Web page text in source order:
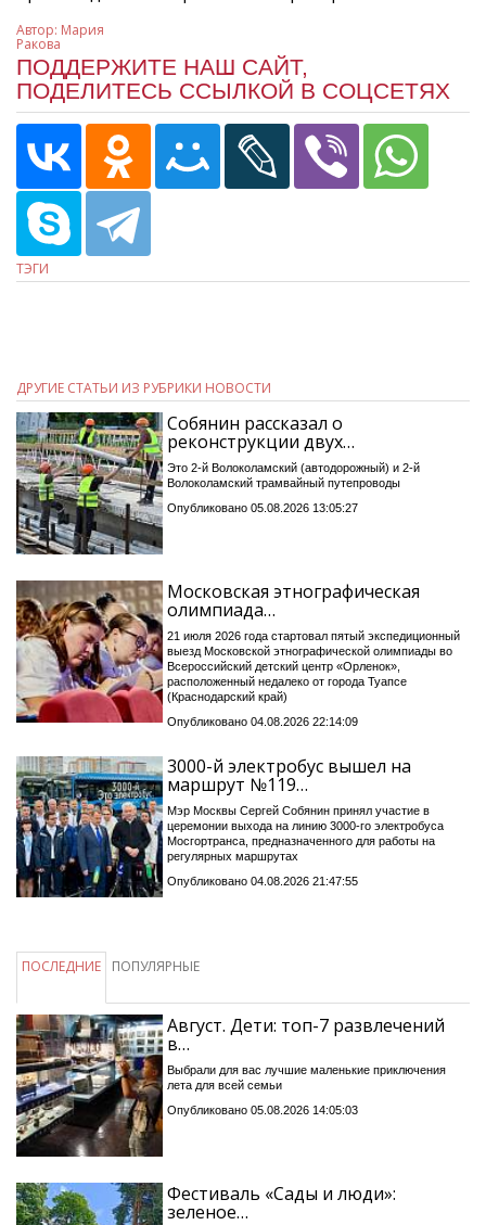
Автор: Мария
Ракова
ПОДДЕРЖИТЕ НАШ САЙТ,
ПОДЕЛИТЕСЬ ССЫЛКОЙ В СОЦСЕТЯХ
ТЭГИ
ДРУГИЕ СТАТЬИ ИЗ РУБРИКИ НОВОСТИ
Собянин рассказал о
реконструкции двух…
Это 2-й Волоколамский (автодорожный) и 2-й
Волоколамский трамвайный путепроводы
Опубликовано 05.08.2026 13:05:27
Московская этнографическая
олимпиада…
21 июля 2026 года стартовал пятый экспедиционный
выезд Московской этнографической олимпиады во
Всероссийский детский центр «Орленок»,
расположенный недалеко от города Туапсе
(Краснодарский край)
Опубликовано 04.08.2026 22:14:09
3000-й электробус вышел на
маршрут №119…
Мэр Москвы Сергей Собянин принял участие в
церемонии выхода на линию 3000-го электробуса
Мосгортранса, предназначенного для работы на
регулярных маршрутах
Опубликовано 04.08.2026 21:47:55
ПОСЛЕДНИЕ ПОПУЛЯРНЫЕ
Август. Дети: топ-7 развлечений
в…
Выбрали для вас лучшие маленькие приключения
лета для всей семьи
Опубликовано 05.08.2026 14:05:03
Фестиваль «Сады и люди»:
зеленое…